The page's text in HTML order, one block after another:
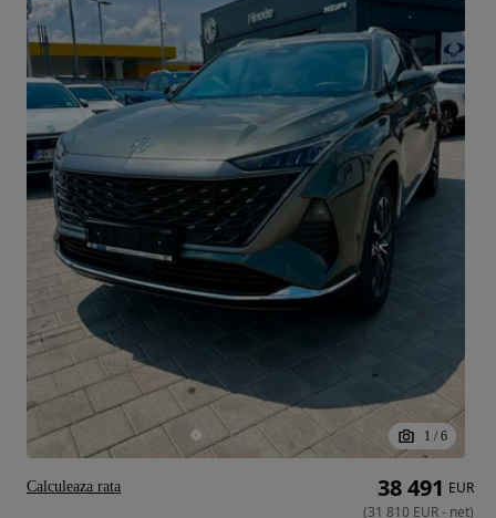
1 / 6
38 491 EUR
(31 810 EUR- net)
Calculeaza rata